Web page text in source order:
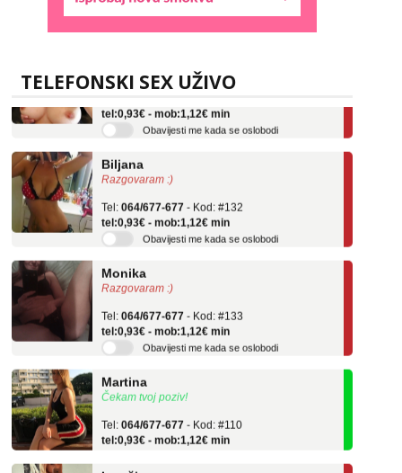
TELEFONSKI SEX UŽIVO
Tel:064/677-677- Kod: #69
Obavijesti me kada se oslobodi
Razgovaram :)
tel:0,93€ - mob:1,12€ min
Obavijesti me kada se oslobodi
Razgovaram :)
tel:0,93€ - mob:1,12€ min
Obavijesti me kada se oslobodi
Čekam tvoj poziv!
tel:0,93€ - mob:1,12€ min